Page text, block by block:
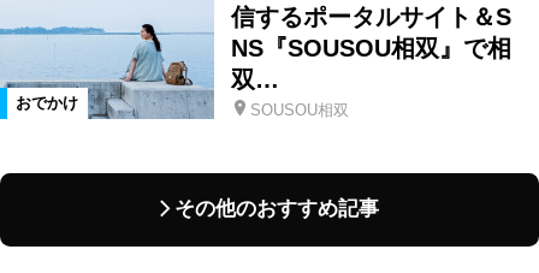
おでかけ
信するポータルサイト＆S
NS『SOUSOU相双』で相
双…
SOUSOU相双
その他のおすすめ記事